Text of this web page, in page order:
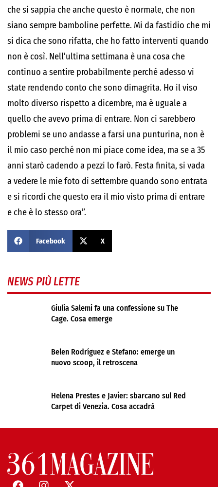
che si sappia che anche questo è normale, che non
siano sempre bamboline perfette. Mi da fastidio che mi
si dica che sono rifatta, che ho fatto interventi quando
non è così. Nell’ultima settimana è una cosa che
continuo a sentire probabilmente perché adesso vi
state rendendo conto che sono dimagrita. Ho il viso
molto diverso rispetto a dicembre, ma è uguale a
quello che avevo prima di entrare. Non ci sarebbero
problemi se uno andasse a farsi una punturina, non è
il mio caso perché non mi piace come idea, ma se a 35
anni starò cadendo a pezzi lo farò. Festa finita, si vada
a vedere le mie foto di settembre quando sono entrata
e si ricordi che questo era il mio visto prima di entrare
e che è lo stesso ora”.
Facebook X
NEWS PIÙ LETTE
Giulia Salemi fa una confessione su The
Cage. Cosa emerge
Belen Rodríguez e Stefano: emerge un
nuovo scoop, il retroscena
Helena Prestes e Javier: sbarcano sul Red
Carpet di Venezia. Cosa accadrà